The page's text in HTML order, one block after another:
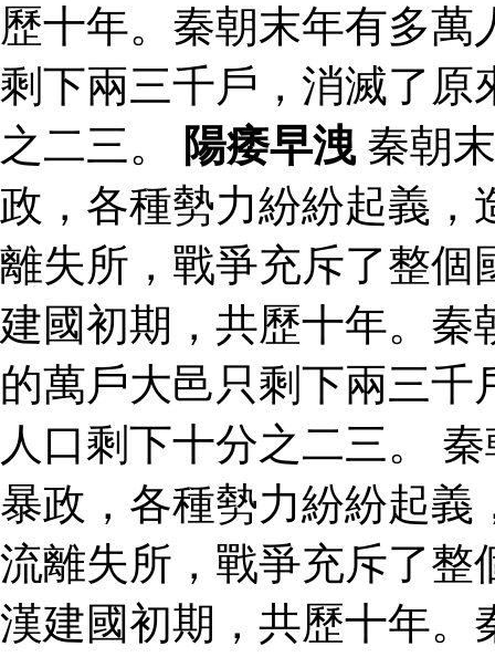
歷十年。秦朝末年有多
剩下兩三千戶，消滅了原
之二三。
陽痿早洩 秦朝
政，各種勢力紛紛起義，
離失所，戰爭充斥了整個
建國初期，共歷十年。秦
的萬戶大邑只剩下兩三
人口剩下十分之二三。
暴政，各種勢力紛紛起義
流離失所，戰爭充斥了整
漢建國初期，共歷十年。